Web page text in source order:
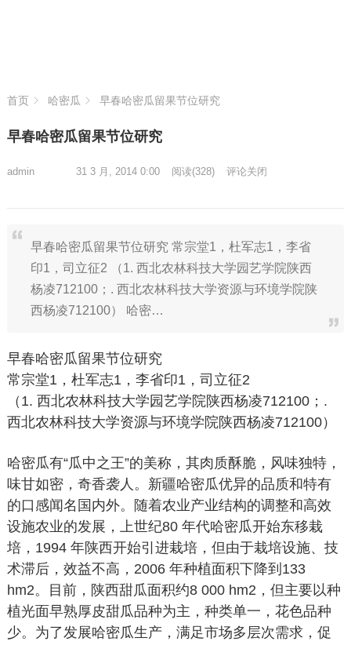
首页 哈密瓜 早春哈密瓜留果节位研究
早春哈密瓜留果节位研究
admin 31 3 月, 2014 0:00 阅读(328) 评论关闭
早春哈密瓜留果节位研究 常宗堂1，杜军志1，李省
印1，司立征2 （1. 西北农林科技大学园艺学院陕西
杨凌712100；. 西北农林科技大学资源与环境学院陕
西杨凌712100） 哈密…
早春哈密瓜留果节位研究
常宗堂1，杜军志1，李省印1，司立征2
（1. 西北农林科技大学园艺学院陕西杨凌712100；.
西北农林科技大学资源与环境学院陕西杨凌712100）
哈密瓜有“瓜中之王”的美称，其肉质酥脆，风味独特，
味甘如密，奇香袭人。新疆哈密瓜优异的品质和特有
的口感闻名国内外。随着农业产业结构的调整和高效
设施农业的发展，上世纪80 年代哈密瓜开始东移栽
培，1994 年陕西开始引进栽培，但由于栽培设施、技
术滞后，效益不高，2006 年种植面积下降到133
hm2。目前，陕西甜瓜面积约8 000 hm2，但主要以种
植光面早熟厚皮甜瓜品种为主，种类单一，花色品种
少。为了发展哈密瓜生产，满足市场多层次需求，促